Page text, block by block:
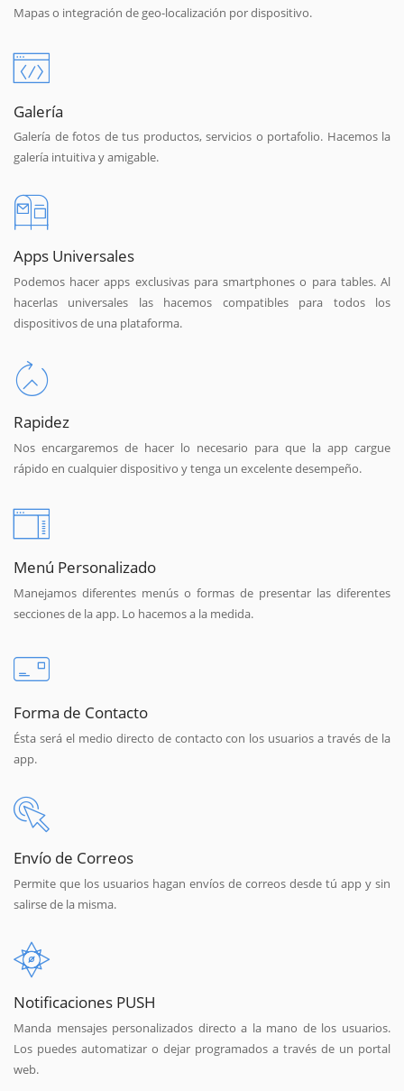
Mapas o integración de geo-localización por dispositivo.
Galería
Galería de fotos de tus productos, servicios o portafolio. Hacemos la
galería intuitiva y amigable.
Apps Universales
Podemos hacer apps exclusivas para smartphones o para tables. Al
hacerlas universales las hacemos compatibles para todos los
dispositivos de una plataforma.
Rapidez
Nos encargaremos de hacer lo necesario para que la app cargue
rápido en cualquier dispositivo y tenga un excelente desempeño.
Menú Personalizado
Manejamos diferentes menús o formas de presentar las diferentes
secciones de la app. Lo hacemos a la medida.
Forma de Contacto
Ésta será el medio directo de contacto con los usuarios a través de la
app.
Envío de Correos
Permite que los usuarios hagan envíos de correos desde tú app y sin
salirse de la misma.
Notificaciones PUSH
Manda mensajes personalizados directo a la mano de los usuarios.
Los puedes automatizar o dejar programados a través de un portal
web.